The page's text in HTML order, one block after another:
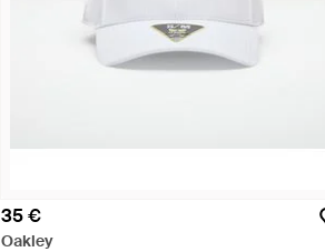
35 €
Oakley